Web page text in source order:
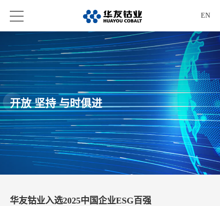
EN
开放 坚持 与时俱进
华友钴业入选2025中国企业ESG百强